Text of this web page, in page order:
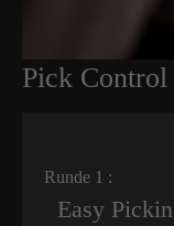
Pick Control
Runde 1 :
Easy